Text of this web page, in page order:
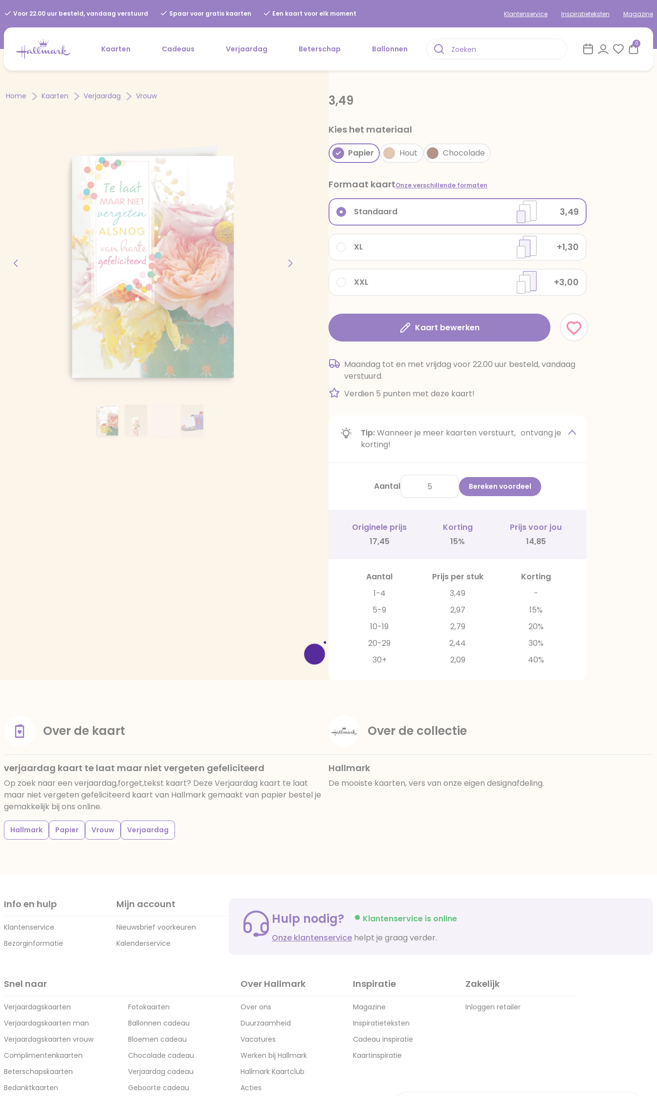
Voor 22.00 uur besteld, vandaag verstuurd Spaar voor gratis kaarten Een kaart voor elk moment Klantenservice Inspiratieteksten Magazine
Kaarten Cadeaus Verjaardag Beterschap Ballonnen
0
Home Kaarten Verjaardag Vrouw 3,49
Kies het materiaal
Papier Hout Chocolade
Formaat kaartOnze verschillende formaten
XXL +3,00
XL +1,30
Standaard 3,49
Kaart bewerken
Maandag tot en met vrijdag voor 22.00 uur besteld, vandaag
verstuurd.
Verdien 5 punten met deze kaart!
Tip:Wanneer je meer kaarten verstuurt, ontvang je
korting!
Aantal Bereken voordeel
Originele prijs Korting
Prijs voor jou
17,45
15% 14,85
Aantal Prijs per stuk
Korting
1-4
3,49
-
5-9
2,97
15%
10-19
2,79
20%
20-29
2,44
30%
30+
2,09 40%
Over de kaart
verjaardag kaart te laat maar niet vergeten gefeliciteerd
Op zoek naar een verjaardag,forget,tekst kaart? Deze Verjaardag kaart te laat
maar niet vergeten gefeliciteerd kaart van Hallmark gemaakt van papier bestel je
gemakkelijk bij ons online.
Hallmark Papier Vrouw Verjaardag
Over de collectie
Hallmark
De mooiste kaarten, vers van onze eigen designafdeling.
Info en hulp
Klantenservice
Bezorginformatie
Mijn account
Nieuwsbrief voorkeuren
Kalenderservice
Hulp nodig?
Klantenservice is online
Onze klantenservice helpt je graag verder.
Snel naar
Verjaardagskaarten
Verjaardagskaarten man
Verjaardagskaarten vrouw
Complimentenkaarten
Beterschapskaarten
Bedanktkaarten
Fotokaarten
Ballonnen cadeau
Bloemen cadeau
Chocolade cadeau
Verjaardag cadeau
Geboorte cadeau
Over Hallmark
Over ons
Duurzaamheid
Vacatures
Werken bij Hallmark
Hallmark Kaartclub
Acties
Inspiratie
Magazine
Inspiratieteksten
Cadeau inspiratie
Kaartinspiratie
Zakelijk
Inloggen retailer